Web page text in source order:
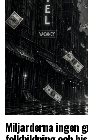
Miljarderna ingen